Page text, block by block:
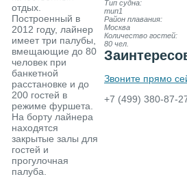
отдых.
Построенный в
2012 году, лайнер
имеет три палубы,
вмещающие до 80
человек при
банкетной
расстановке и до
200 гостей в
режиме фуршета.
На борту лайнера
находятся
закрытые залы для
гостей и
прогулочная
палуба.
Тип судна:
тип1
Район плавания:
Москва
Количество гостей:
80 чел.
Звоните прямо
+7 (499) 380-87-